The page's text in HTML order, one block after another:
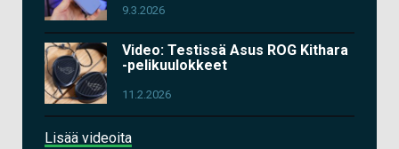
9.3.2026
Video: Testissä Asus ROG Kithara
-pelikuulokkeet
11.2.2026
Lisää videoita